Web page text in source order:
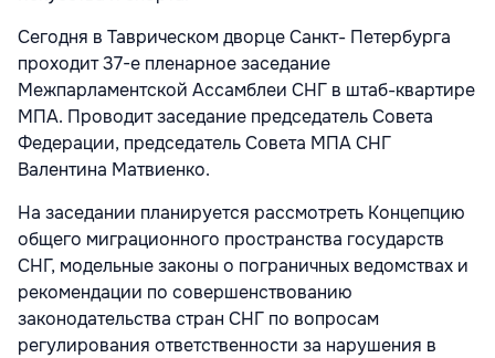
Сегодня в Таврическом дворце Санкт- Петербурга
проходит 37-е пленарное заседание
Межпарламентской Ассамблеи СНГ в штаб-квартире
МПА. Проводит заседание председатель Совета
Федерации, председатель Совета МПА СНГ
Валентина Матвиенко.
На заседании планируется рассмотреть Концепцию
общего миграционного пространства государств
СНГ, модельные законы о пограничных ведомствах и
рекомендации по совершенствованию
законодательства стран СНГ по вопросам
регулирования ответственности за нарушения в